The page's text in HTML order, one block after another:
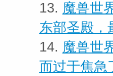
13. 魔兽世
东部圣殿，
14. 魔兽世
而过于焦急